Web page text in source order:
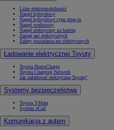
Lider elektromobilności
Napęd hybrydowy
Napęd hybrydowy typu plug-in
Napęd wodorowy
Napęd elektryczny na baterię
Zasięg aut elektrycznych
Zalety posiadania aut elektrycznych
Ładowanie elektrycznej Toyoty
Toyota HomeCharge
Toyota Charging Network
Jak naładować elektryczną Toyotę?
Systemy bezpieczeństwa
Toyota T-Mate
System eCall
Komunikacja z autem